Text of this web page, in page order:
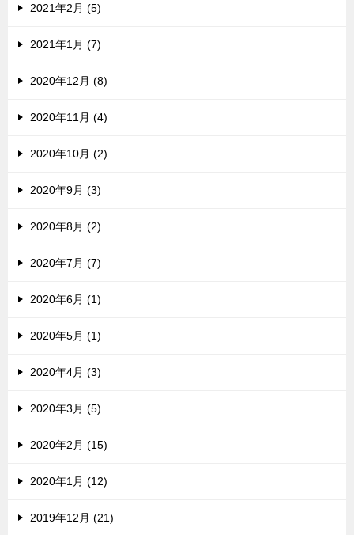
2021年2月 (5)
2021年1月 (7)
2020年12月 (8)
2020年11月 (4)
2020年10月 (2)
2020年9月 (3)
2020年8月 (2)
2020年7月 (7)
2020年6月 (1)
2020年5月 (1)
2020年4月 (3)
2020年3月 (5)
2020年2月 (15)
2020年1月 (12)
2019年12月 (21)